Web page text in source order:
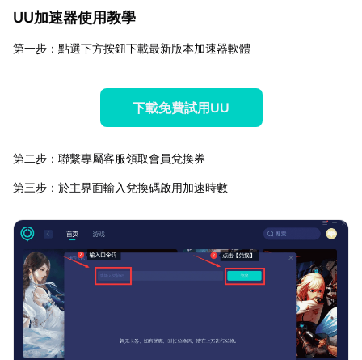
UU加速器使用教學
第一步：點選下方按鈕下載最新版本加速器軟體
下載免費試用UU
第二步：聯繫專屬客服領取會員兌換券
第三步：於主界面輸入兌換碼啟用加速時數